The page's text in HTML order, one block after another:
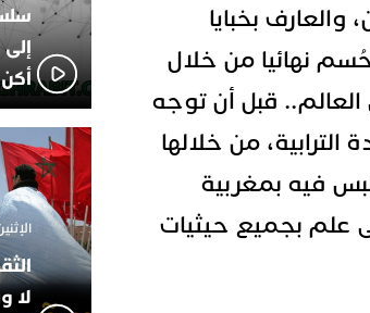
بخبايا
نهائيا من خلال
قبل أن توجه
من خلالها
فيه بمغربية
علم بجميع حيثيات
14:37
لاعبوا
الإثنين 18 نوفمبر
لا